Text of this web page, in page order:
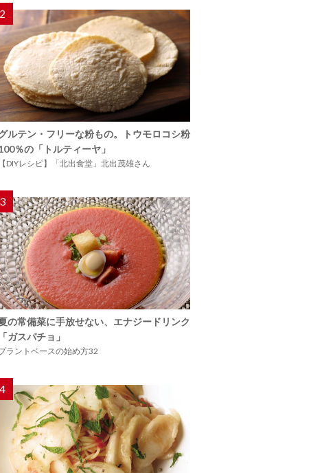
2
ルテン・フリーな粉もの。トウモロコシ粉
％の「トルティーヤ」
【DIYレシピ】「北出食堂」北出茂雄さん
3
の常備菜に手放せない、エナジードリンク
「ガスパチョ」
ラントベースの始め方32
4